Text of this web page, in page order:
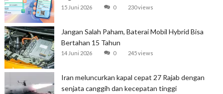
15 Juni 2026 0 230 views
Jangan Salah Paham, Baterai Mobil Hybrid Bisa
Bertahan 15 Tahun
14 Juni 2026 0 245 views
Iran meluncurkan kapal cepat 27 Rajab dengan
senjata canggih dan kecepatan tinggi